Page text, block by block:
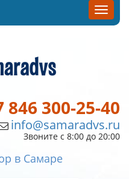
846 300-25-40
info@samaradvs.ru
Звоните с 8:00 до 20:00
в Самаре